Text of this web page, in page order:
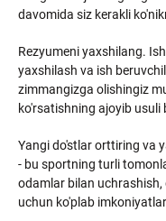
davomida siz kerakli
Rezyumeni yaxshilang.
yaxshilash va ish
zimmangizga olishingiz
ko'rsatishning ajoyib usuli
Yangi do'stlar orttiring va
- bu sportning turli
odamlar bilan
uchun ko'plab